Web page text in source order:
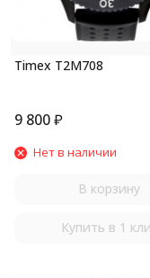
Timex T2M708
9 800 ₽
Нет в наличии
В корзину
Купить в 1